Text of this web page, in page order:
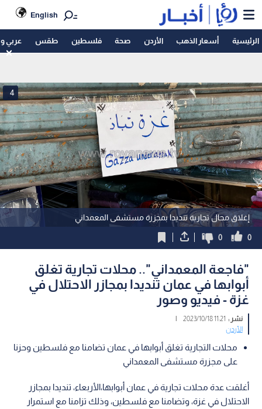
English
الرئيسية أسعار الذهب الأردن صحة فلسطين طقس عربي
إغلاق محال تجارية تنديدا بمجزرة مستشفى المعمداني
4
0
0
"فاجعة المعمداني".. محلات تجارية تغلق
أبوابها في عمان تنديدا بمجازر الاحتلال في
غزة - فيديو وصور
نشر : 11:21 2023/10/18
|
الأردن
محلات التجارية تغلق أبوابها في عمان تضامنا مع فلسطين وحزنا
على مجزرة مستشفى المعمداني
أغلقت عدة محلات تجارية في عمان أبوابها،الأربعاء، تنديدا بمجازر
الاحتلال في غزة، وتضامنا مع فلسطين، وذلك تزامنا مع استمرار